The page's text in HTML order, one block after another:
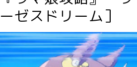
ーゼスドリーム］